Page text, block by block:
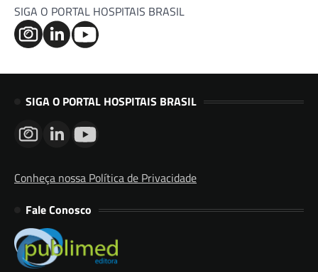
SIGA O PORTAL HOSPITAIS BRASIL
SIGA O PORTAL HOSPITAIS BRASIL
Conheça nossa Política de Privacidade
Fale Conosco